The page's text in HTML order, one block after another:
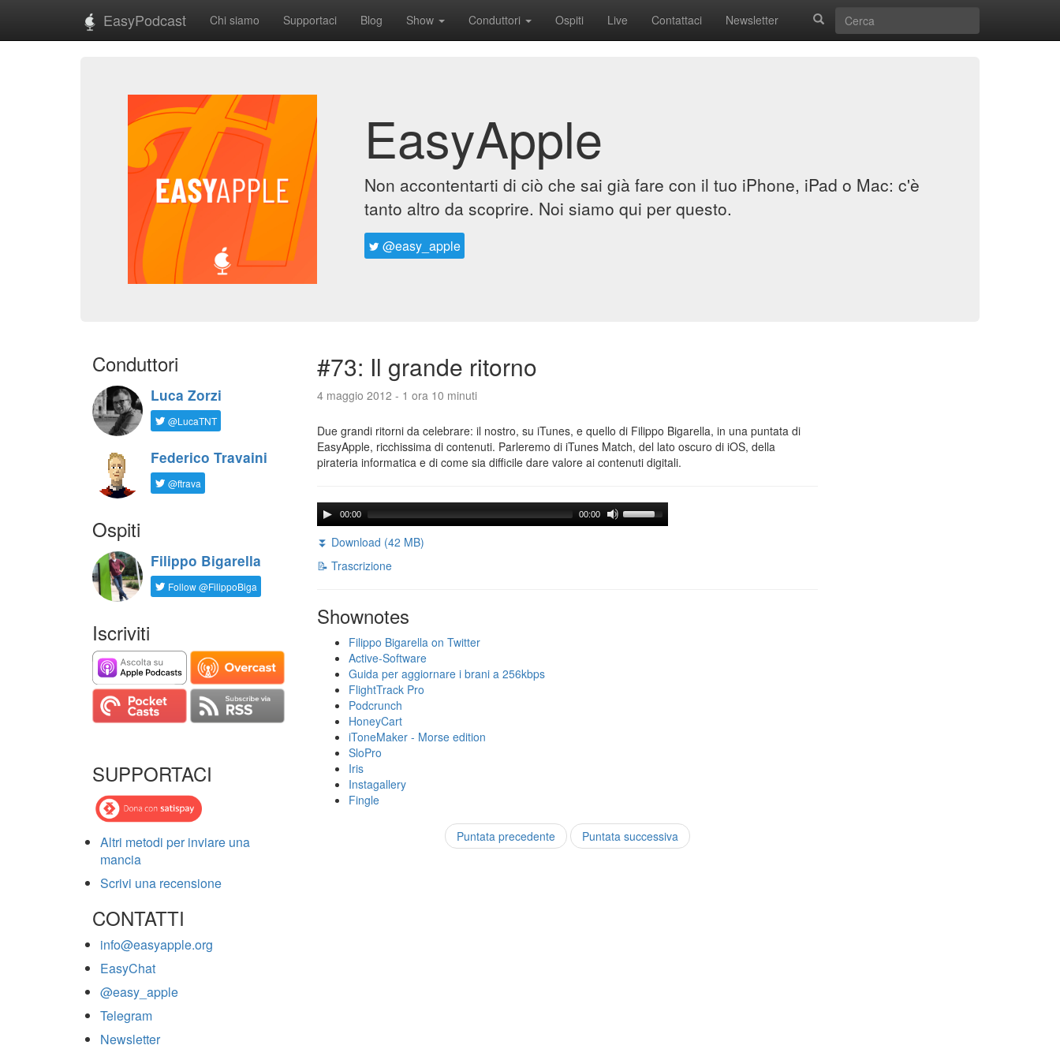
EasyPodcast Chi siamo Supportaci Blog Show Conduttori Ospiti Live Contattaci Newsletter
EasyApple
Non accontentarti di ciò che sai già fare con il tuo iPhone, iPad o Mac: c'è
tanto altro da scoprire. Noi siamo qui per questo.
@easy_apple
Conduttori
Luca Zorzi
@LucaTNT
Federico Travaini
@ftrava
Ospiti
Filippo Bigarella
Follow @FilippoBiga
Iscriviti
SUPPORTACI
Altri metodi per inviare una
mancia
Scrivi una recensione
CONTATTI
info@easyapple.org
EasyChat
@easy_apple
Telegram
Newsletter
#73: Il grande ritorno
4 maggio 2012 - 1 ora 10 minuti
Due grandi ritorni da celebrare: il nostro, su iTunes, e quello di Filippo Bigarella, in una puntata di
EasyApple, ricchissima di contenuti. Parleremo di iTunes Match, del lato oscuro di iOS, della
pirateria informatica e di come sia difficile dare valore ai contenuti digitali.
00:00 00:00
⏬ Download (42 MB)
📝 Trascrizione
Shownotes
Filippo Bigarella on Twitter
Active-Software
Guida per aggiornare i brani a 256kbps
FlightTrack Pro
Podcrunch
HoneyCart
iToneMaker - Morse edition
SloPro
Iris
Instagallery
Fingle
Puntata precedente Puntata successiva